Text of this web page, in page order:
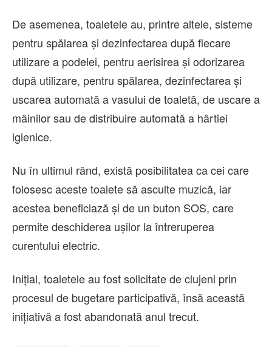
De asemenea, toaletele au, printre altele, sisteme
pentru spălarea și dezinfectarea după fiecare
utilizare a podelei, pentru aerisirea și odorizarea
după utilizare, pentru spălarea, dezinfectarea și
uscarea automată a vasului de toaletă, de uscare a
mâinilor sau de distribuire automată a hârtiei
igienice.
Nu în ultimul rând, există posibilitatea ca cei care
folosesc aceste toalete să asculte muzică, iar
acestea beneficiază și de un buton SOS, care
permite deschiderea ușilor la întreruperea
curentului electric.
Inițial, toaletele au fost solicitate de clujeni prin
procesul de bugetare participativă, însă această
inițiativă a fost abandonată anul trecut.